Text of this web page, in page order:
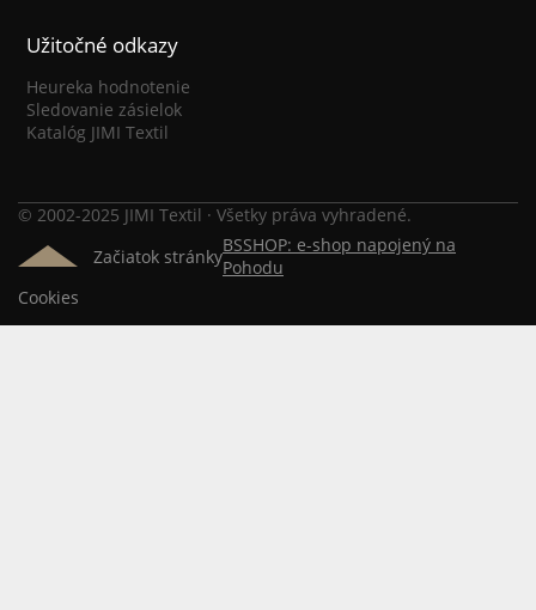
Užitočné odkazy
Heureka hodnotenie
Sledovanie zásielok
Katalóg JIMI Textil
© 2002-2025 JIMI Textil · Všetky práva vyhradené.
Začiatok stránkyBSSHOP: e-shop napojený na
Pohodu
Cookies